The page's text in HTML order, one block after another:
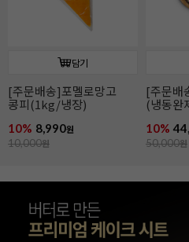
담기
판 젤라틴 골드(10장/
약20g/소)
50% 1,990원
3,990원
판 젤라
약
48%
8,990원